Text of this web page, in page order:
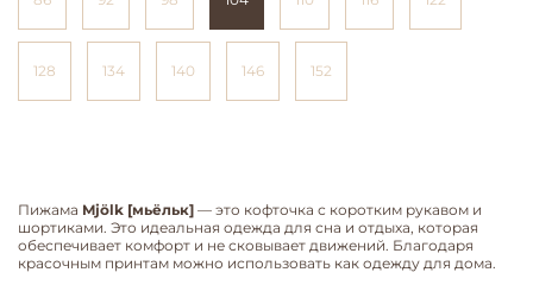
128 134 140 146 152
Пижама Mjölk [мьёльк] — это кофточка с коротким рукавом и
шортиками. Это идеальная одежда для сна и отдыха, которая
обеспечивает комфорт и не сковывает движений. Благодаря
красочным принтам можно использовать как одежду для дома.